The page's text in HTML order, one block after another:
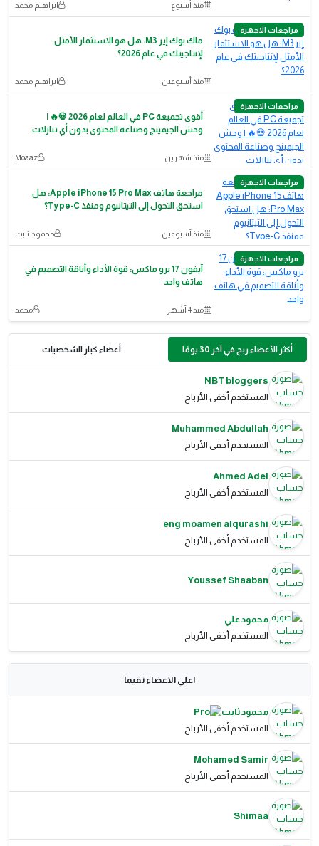
منذ أسبوع ابراهيم محمد
مراجعات الاجهزة
ماك بوك إير M3: هل هو الاستثمار الأمثل
لإنتاجيتك في عام 2026؟
منذ أسبوعين ابراهيم محمد
مراجعات الاجهزة
أقوى تجميعة PC في العالم لعام 2026 💀🔥 |
وحش الجيمينج وصناعة المحتوى بدون أي تنازلات
منذ شهرين Moaaz
مراجعات الاجهزة
مراجعة هاتف Apple iPhone 15 Pro Max: هل
استحق التحول إلى التيتانيوم ومنفذ Type-C؟
منذ أسبوعين محمود ثابت
مراجعات الاجهزة
آيفون 17 برو ماكس: قوة الأداء وأناقة التصميم في
هاتف واحد
منذ 4 أشهر محمد
أكثر الأعضاء ربح في آخر 30 يومًا أعضاء كبار الشخصيات
NBT bloggers
المستخدم أخفى الأرباح
Muhammed Abdullah
المستخدم أخفى الأرباح
Ahmed Adel
المستخدم أخفى الأرباح
eng moamen alqurashi
المستخدم أخفى الأرباح
Youssef Shaaban
محمود علي
المستخدم أخفى الأرباح
اعلي الاعضاء تقيما
محمود ثابت
المستخدم أخفى الأرباح
Mohamed Samir
المستخدم أخفى الأرباح
Shimaa